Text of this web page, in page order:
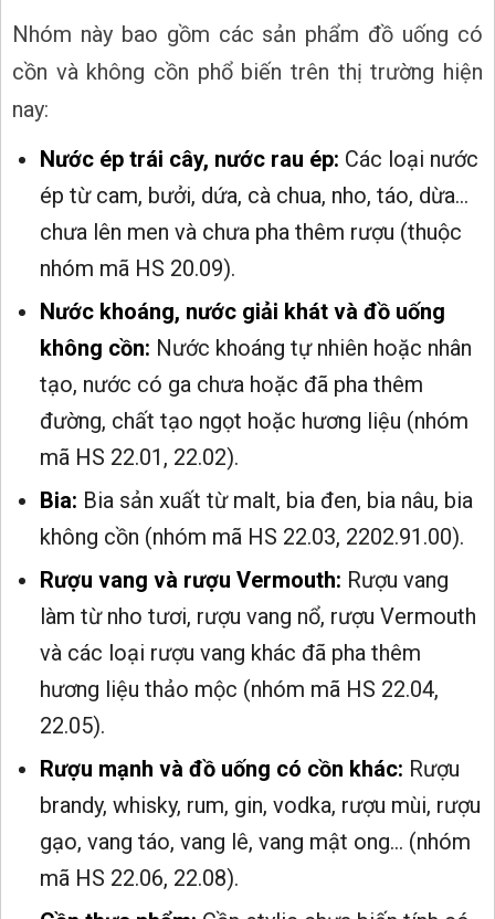
Nhóm này bao gồm các sản phẩm đồ uống có
cồn và không cồn phổ biến trên thị trường hiện
nay:
Nước ép trái cây, nước rau ép: Các loại nước
ép từ cam, bưởi, dứa, cà chua, nho, táo, dừa...
chưa lên men và chưa pha thêm rượu (thuộc
nhóm mã HS 20.09).
Nước khoáng, nước giải khát và đồ uống
không cồn: Nước khoáng tự nhiên hoặc nhân
tạo, nước có ga chưa hoặc đã pha thêm
đường, chất tạo ngọt hoặc hương liệu (nhóm
mã HS 22.01, 22.02).
Bia: Bia sản xuất từ malt, bia đen, bia nâu, bia
không cồn (nhóm mã HS 22.03, 2202.91.00).
Rượu vang và rượu Vermouth: Rượu vang
làm từ nho tươi, rượu vang nổ, rượu Vermouth
và các loại rượu vang khác đã pha thêm
hương liệu thảo mộc (nhóm mã HS 22.04,
22.05).
Rượu mạnh và đồ uống có cồn khác: Rượu
brandy, whisky, rum, gin, vodka, rượu mùi, rượu
gạo, vang táo, vang lê, vang mật ong... (nhóm
mã HS 22.06, 22.08).